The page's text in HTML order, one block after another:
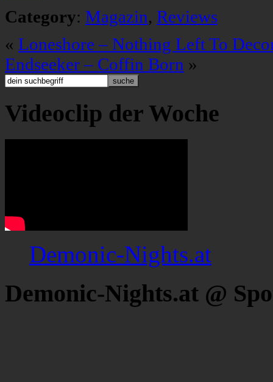
Category: Magazin, Reviews
« Loneshore – Nothing Left To
Endseeker – Coffin Born »
Videoclip der Woche
Demonic-Nights.at
Demonic-Nights.at @